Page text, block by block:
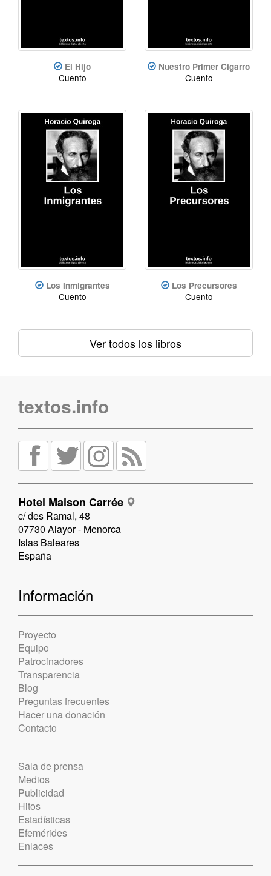
El Hijo
Cuento
Nuestro Primer Cigarro
Cuento
Los Inmigrantes
Cuento
Los Precursores
Cuento
Ver todos los libros
textos.info
Hotel Maison Carrée
c/ des Ramal, 48
07730 Alayor - Menorca
Islas Baleares
España
Información
Proyecto
Equipo
Patrocinadores
Transparencia
Blog
Preguntas frecuentes
Hacer una donación
Contacto
Sala de prensa
Medios
Publicidad
Hitos
Estadísticas
Efemérides
Enlaces